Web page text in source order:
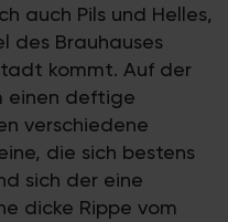
auch Pils und Helles,
des Brauhauses
kommt. Auf der
einen deftige
verschiedene
die sich bestens
sich der eine
dicke Rippe vom